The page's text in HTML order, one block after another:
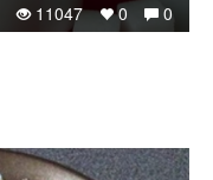
0
0
11047